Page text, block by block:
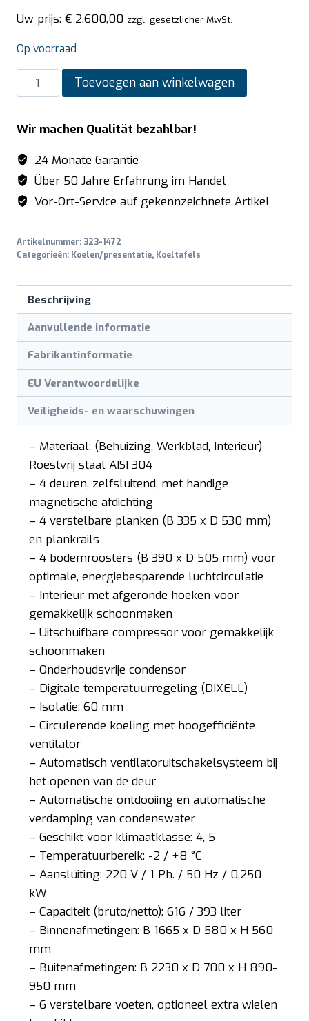
Uw prijs: € 2.600,00 zzgl. gesetzlicher MwSt.
Op voorraad
SARO
Koelwerkbank,
Deuren
model
KYLIA
4100
TN
aantal
Toevoegen aan winkelwagen
Wir machen Qualität bezahlbar!
24 Monate Garantie
Über 50 Jahre Erfahrung im Handel
Vor-Ort-Service auf gekennzeichnete Artikel
Artikelnummer: 323-1472
Categorieën: Koelen/presentatie, Koeltafels
Beschrijving
Aanvullende informatie
Fabrikantinformatie
EU Verantwoordelijke
Veiligheids- en waarschuwingen
– Materiaal: (Behuizing, Werkblad, Interieur)
Roestvrij staal AISI 304
– 4 deuren, zelfsluitend, met handige
magnetische afdichting
– 4 verstelbare planken (B 335 x D 530 mm)
en plankrails
– 4 bodemroosters (B 390 x D 505 mm) voor
optimale, energiebesparende luchtcirculatie
– Interieur met afgeronde hoeken voor
gemakkelijk schoonmaken
– Uitschuifbare compressor voor gemakkelijk
schoonmaken
– Onderhoudsvrije condensor
– Digitale temperatuurregeling (DIXELL)
– Isolatie: 60 mm
– Circulerende koeling met hoogefficiënte
ventilator
– Automatisch ventilatoruitschakelsysteem bij
het openen van de deur
– Automatische ontdooiing en automatische
verdamping van condenswater
– Geschikt voor klimaatklasse: 4, 5
– Temperatuurbereik: -2 / +8 °C
– Aansluiting: 220 V / 1 Ph. / 50 Hz / 0,250
kW
– Capaciteit (bruto/netto): 616 / 393 liter
– Binnenafmetingen: B 1665 x D 580 x H 560
mm
– Buitenafmetingen: B 2230 x D 700 x H 890-
950 mm
– 6 verstelbare voeten, optioneel extra wielen